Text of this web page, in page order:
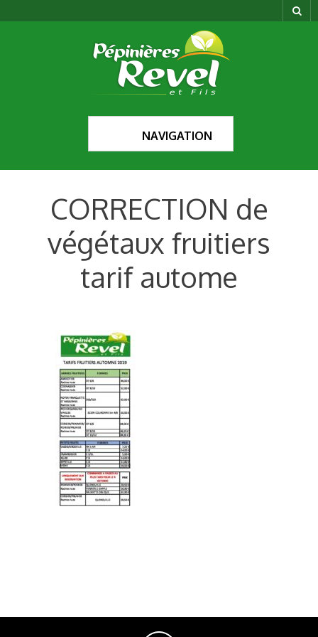
NAVIGATION
CORRECTION de
végétaux fruitiers
tarif autome